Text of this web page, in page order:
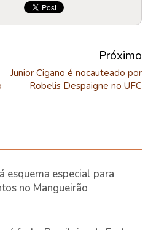
Próximo
Junior Cigano é nocauteado por
Robelis Despaigne no UFC
esquema especial para
no Mangueirão